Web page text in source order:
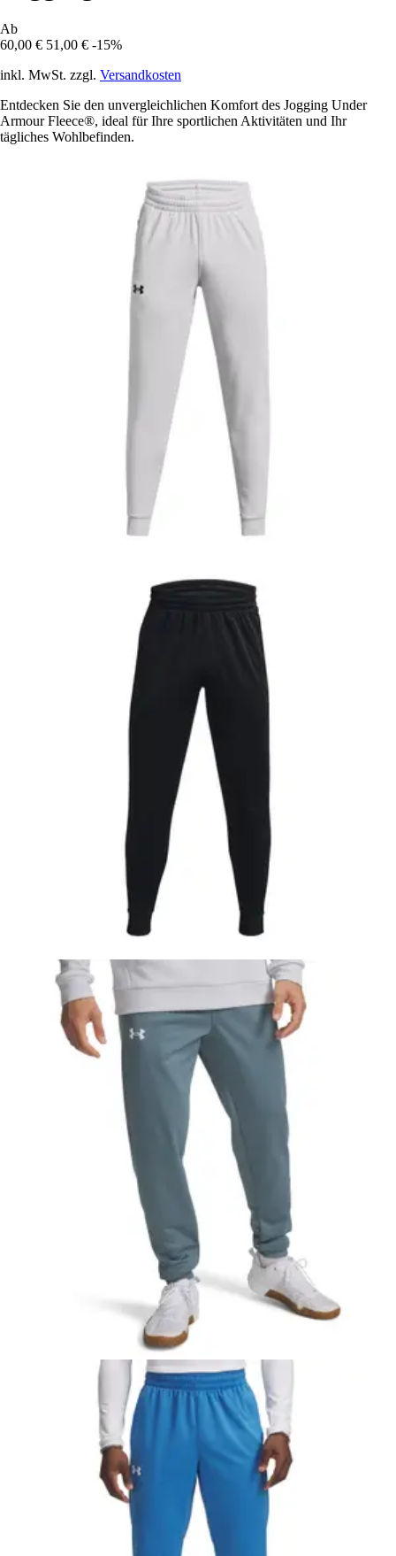
Ab
60,00 € 51,00 € -15%
inkl. MwSt. zzgl. Versandkosten
Entdecken Sie den unvergleichlichen Komfort des Jogging Under
Armour Fleece®, ideal für Ihre sportlichen Aktivitäten und Ihr
tägliches Wohlbefinden.